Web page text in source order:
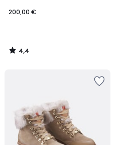
200,00 €
4,4
/